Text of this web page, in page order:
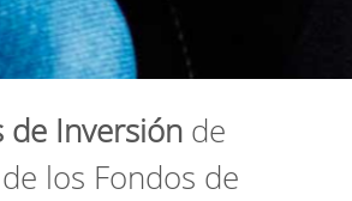
de Inversión de
los Fondos de